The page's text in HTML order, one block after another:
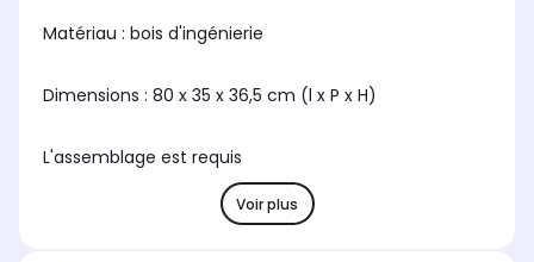
Matériau : bois d'ingénierie
Dimensions : 80 x 35 x 36,5 cm (l x P x H)
L'assemblage est requis
Voir plus